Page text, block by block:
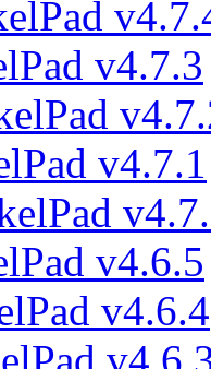
v4.7.3
v4.7.1
v4.6.5
v4.6.4